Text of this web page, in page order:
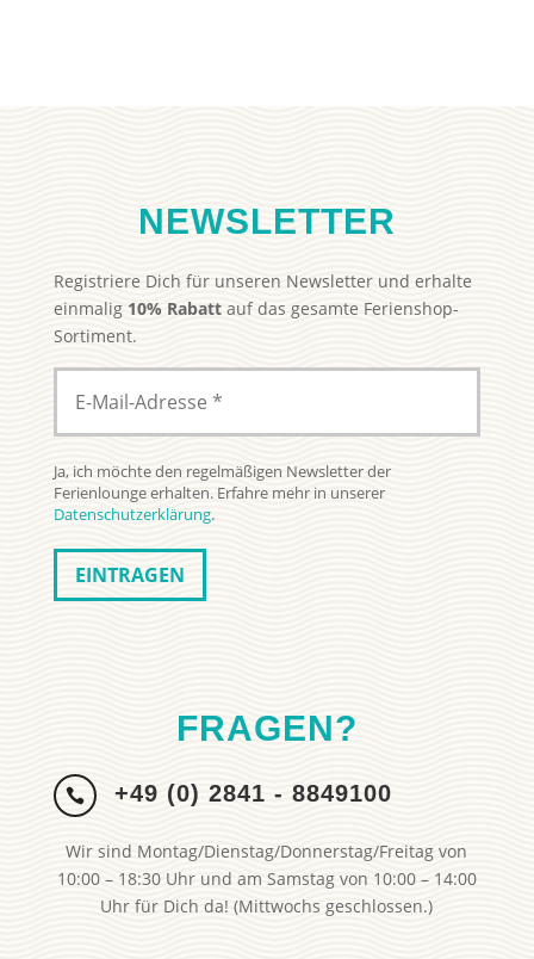
NEWSLETTER
Registriere Dich für unseren Newsletter und erhalte
einmalig 10% Rabattauf das gesamte Ferienshop-
Sortiment.
Ja, ich möchte den regelmäßigen Newsletter der
Ferienlounge erhalten. Erfahre mehr in unserer
Datenschutzerklärung.
FRAGEN?
 +49 (0) 2841 - 8849100
Wir sind Montag/Dienstag/Donnerstag/Freitag von
10:00 – 18:30 Uhr und am Samstag von 10:00 – 14:00
Uhr für Dich da! (Mittwochs geschlossen.)